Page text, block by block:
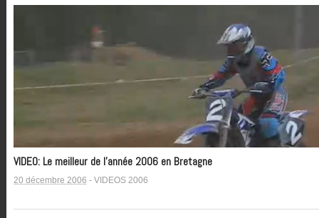
VIDEO: Le meilleur de l’année 2006 en Bretagne
20 décembre 2006 - VIDEOS 2006